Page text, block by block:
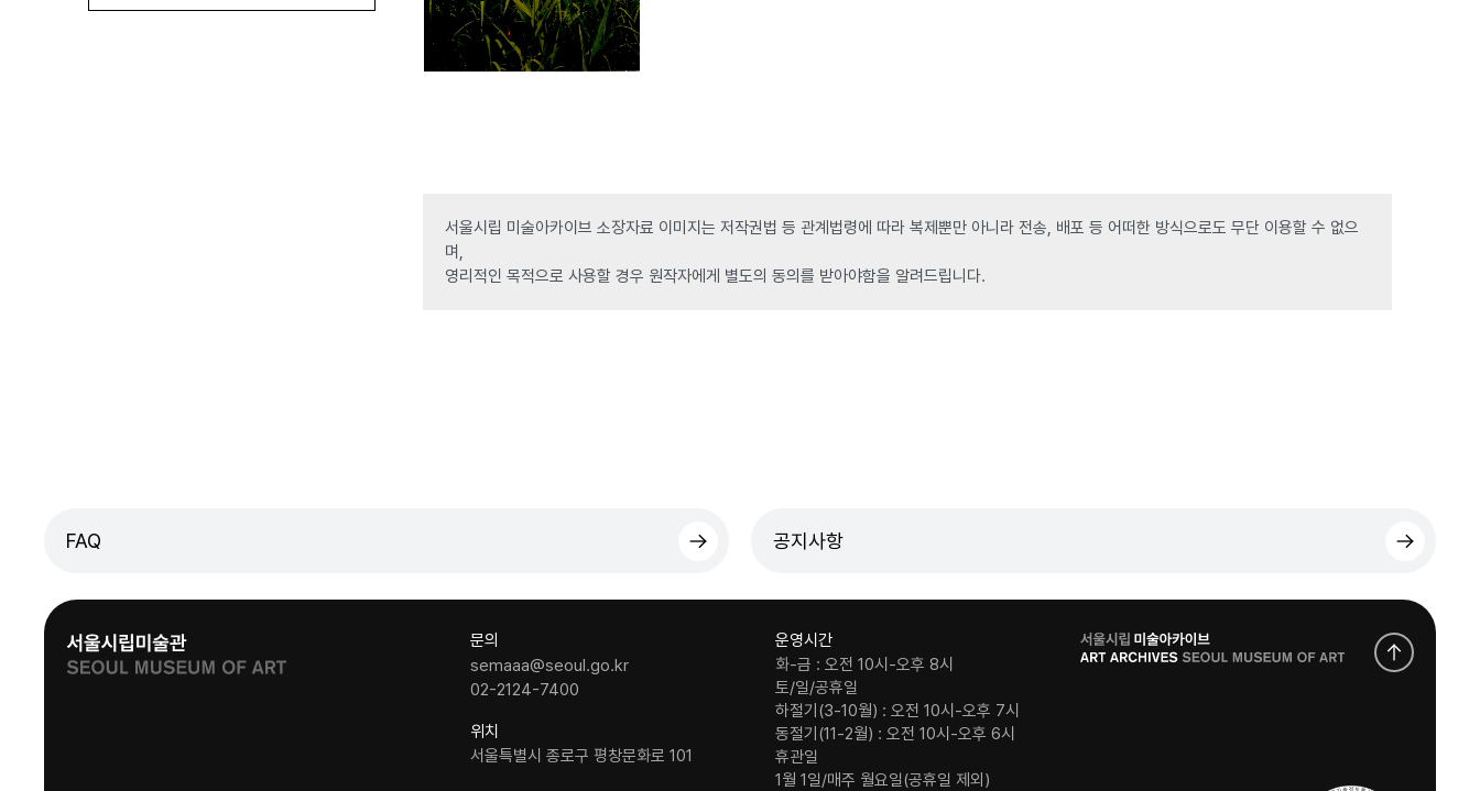
서울시립 미술아카이브 소장자료 이미지는 저작권법 등 관계법령에 따라 복제뿐만 아니라 전송, 배포 등 어떠한 방식으로도 무단 이용할 수 없으
며,
영리적인 목적으로 사용할 경우 원작자에게 별도의 동의를 받아야함을 알려드립니다.
FAQ 공지사항
문의
semaaa@seoul.go.kr
02-2124-7400
위치
서울특별시 종로구 평창문화로 101
운영시간
화-금 : 오전 10시-오후 8시
토/일/공휴일
하절기(3-10월) : 오전 10시-오후 7시
동절기(11-2월) : 오전 10시-오후 6시
휴관일
1월 1일/매주 월요일(공휴일 제외)
로
고